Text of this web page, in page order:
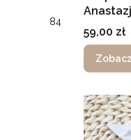
84
falbanką
Cena
59,00 zł